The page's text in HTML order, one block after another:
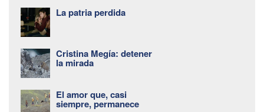
La patria perdida
Cristina Megía: detener
la mirada
El amor que, casi
siempre, permanece